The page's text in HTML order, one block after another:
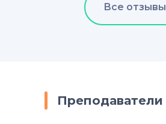
Все отзывы
Преподаватели